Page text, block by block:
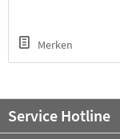
Merken
Service Hotline